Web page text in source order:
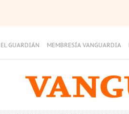
EL GUARDIÁN MEMBRESÍA VANGUARDIA